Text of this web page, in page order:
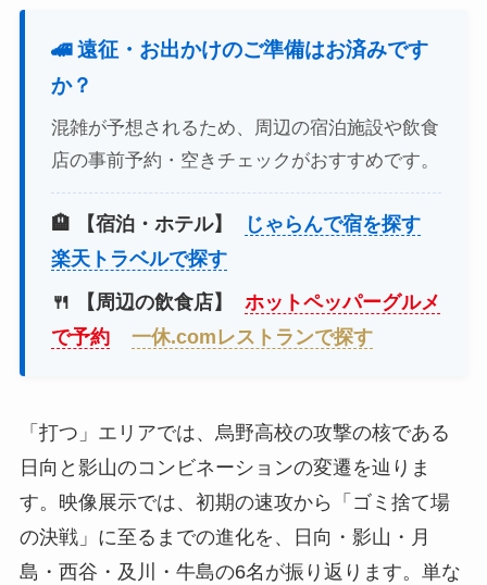
🚄 遠征・お出かけのご準備はお済みです
か？
混雑が予想されるため、周辺の宿泊施設や飲食
店の事前予約・空きチェックがおすすめです。
🏨 【宿泊・ホテル】
じゃらんで宿を探す
楽天トラベルで探す
🍴 【周辺の飲食店】
ホットペッパーグルメ
で予約
一休.comレストランで探す
「打つ」エリアでは、烏野高校の攻撃の核である
日向と影山のコンビネーションの変遷を辿りま
す。映像展示では、初期の速攻から「ゴミ捨て場
の決戦」に至るまでの進化を、日向・影山・月
島・西谷・及川・牛島の6名が振り返ります。単な